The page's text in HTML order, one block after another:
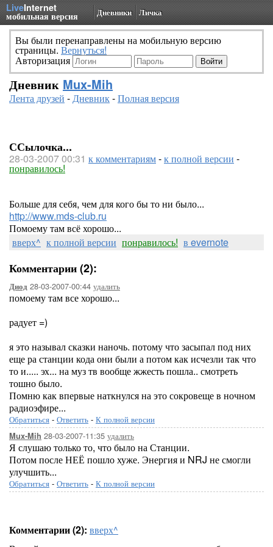
LiveInternet
мобильная версия Дневники Личка
Вы были перенаправлены на мобильную версию
страницы. Вернуться!
Авторизация
Дневник Mux-Mih
Лента друзей -Дневник-Полная версия
ССылочка...
28-03-2007 00:31 к комментариям-к полной версии -
понравилось!
Больше для себя, чем для кого бы то ни было...
http://www.mds-club.ru
Помоему там всё хорошо...
вверх^ к полной версии понравилось! в evernote
Комментарии (2):
Диод 28-03-2007-00:44 удалить
помоему там все хорошо...
радует =)
я это называл сказки наночь. потому что засыпал под них
еще ра станции кода они были а потом как исчезли так что
то и..... эх... на муз тв вообще жжесть пошла.. смотреть
тошно было.
Помню как впервые наткнулся на это сокровеще в ночном
радиоэфире...
Обратиться - Ответить - К полной версии
Mux-Mih 28-03-2007-11:35 удалить
Я слушаю только то, что было на Станции.
Потом после НЕЁ пошло хуже. Энергия и NRJ не смогли
улучшить...
Обратиться - Ответить - К полной версии
Комментарии (2): вверх^